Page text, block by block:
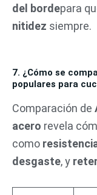
del bordepara
nitidez siempre.
7. ¿Cómo se
populares para
Comparación de
acero revela
como
desgaste, y